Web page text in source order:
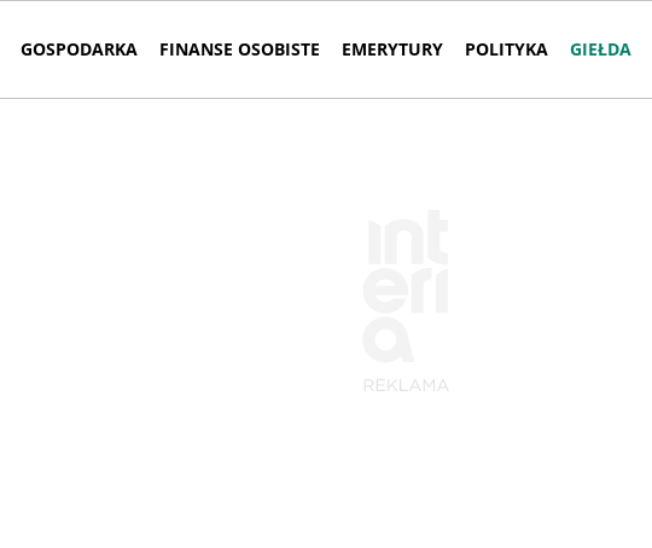
GOSPODARKA FINANSE OSOBISTE EMERYTURY POLITYKA GIEŁDA